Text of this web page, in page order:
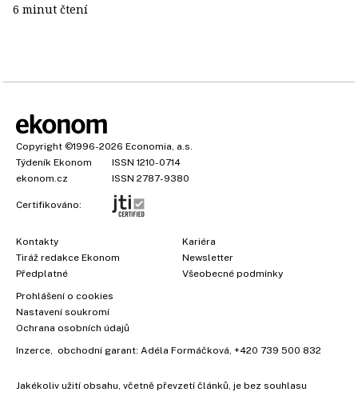
6 minut čtení
Copyright ©1996-2026 Economia, a.s.
Týdeník Ekonom
ISSN 1210-0714
ekonom.cz
ISSN 2787-9380
Certifikováno:
Kontakty
Tiráž redakce Ekonom
Předplatné
Kariéra
Newsletter
Všeobecné podmínky
Prohlášení o cookies
Nastavení soukromí
Ochrana osobních údajů
Inzerce , obchodní garant: Adéla Formáčková +420 739 500 832
Jakékoliv užití obsahu, včetně převzetí článků, je bez souhlasu